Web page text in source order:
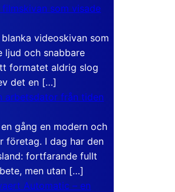
som visade
videoskivan som
ljud och snabbare
formatet aldrig slog
det en […]
arbetsdator från tiden
gång en modern och
företag. I dag har den
fortfarande fullt
men utan […]
Automatic – en